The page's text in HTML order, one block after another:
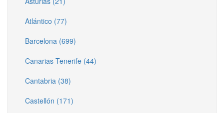
Atlántico (77)
Barcelona (699)
Canarias Tenerife (44)
Cantabria (38)
Castellón (171)